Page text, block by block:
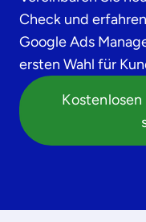
Check und
Google Ads
ersten Wahl für